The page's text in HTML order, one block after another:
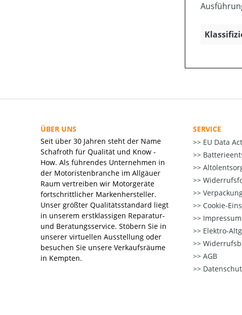
ÜBER UNS
Seit über 30 Jahren steht der Name
Schafroth für Qualität und Know -
How. Als führendes Unternehmen in
der Motoristenbranche im Allgäuer
Raum vertreiben wir Motorgeräte
fortschrittlicher Markenhersteller.
Unser größter Qualitätsstandard liegt
in unserem erstklassigen Reparatur-
und Beratungsservice. Stöbern Sie in
unserer virtuellen Ausstellung oder
besuchen Sie unsere Verkaufsräume
in Kempten.
SERVICE
EU Data
Cookie-
Impressum
Elektro-
AGB